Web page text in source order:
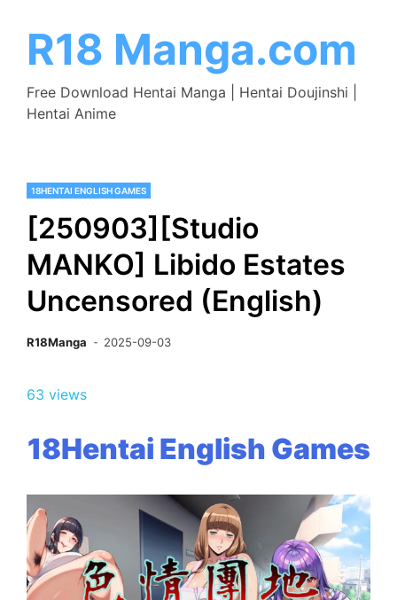
contentR18 Manga.com
Free Download Hentai Manga | Hentai Doujinshi |
Hentai Anime
18HENTAI ENGLISH GAMES
[250903][Studio
MANKO] Libido Estates
Uncensored (English)
R18Manga 2025-09-03
63 views
18Hentai English Games